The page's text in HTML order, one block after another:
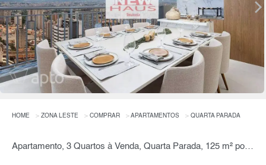
HOME ZONA LESTE COMPRAR APARTAMENTOS QUARTA PARADA
Apartamento, 3 Quartos à Venda, Quarta Parada, 125 m² por R$ 1.890.000,00